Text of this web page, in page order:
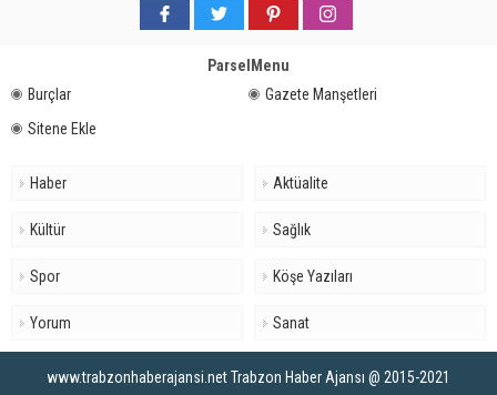
ParselMenu
Burçlar
Gazete Manşetleri
Sitene Ekle
Haber Aktüalite
Kültür Sağlık
Spor Köşe Yazıları
Yorum Sanat
www.trabzonhaberajansi.net Trabzon Haber Ajansı @ 2015-2021